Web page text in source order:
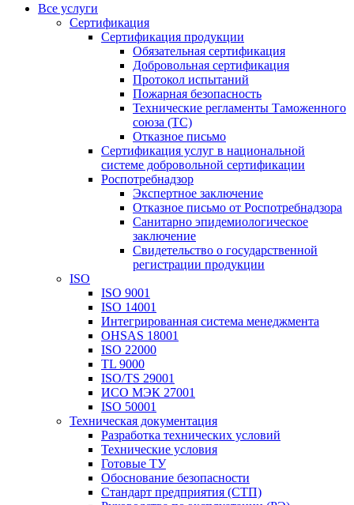
Все услуги
Сертификация
Сертификация продукции
Обязательная сертификация
Добровольная сертификация
Протокол испытаний
Пожарная безопасность
Технические регламенты Таможенного
союза (ТС)
Отказное письмо
Сертификация услуг в национальной
системе добровольной сертификации
Роспотребнадзор
Экспертное заключение
Отказное письмо от Роспотребнадзора
Санитарно эпидемиологическое
заключение
Свидетельство о государственной
регистрации продукции
ISO
ISO 9001
ISO 14001
Интегрированная система менеджмента
OHSAS 18001
ISO 22000
TL 9000
ISO/TS 29001
ИСО МЭК 27001
ISO 50001
Техническая документация
Разработка технических условий
Технические условия
Готовые ТУ
Обоснование безопасности
Стандарт предприятия (СТП)